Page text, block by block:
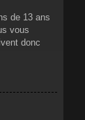
de 13 ans
vous
donc